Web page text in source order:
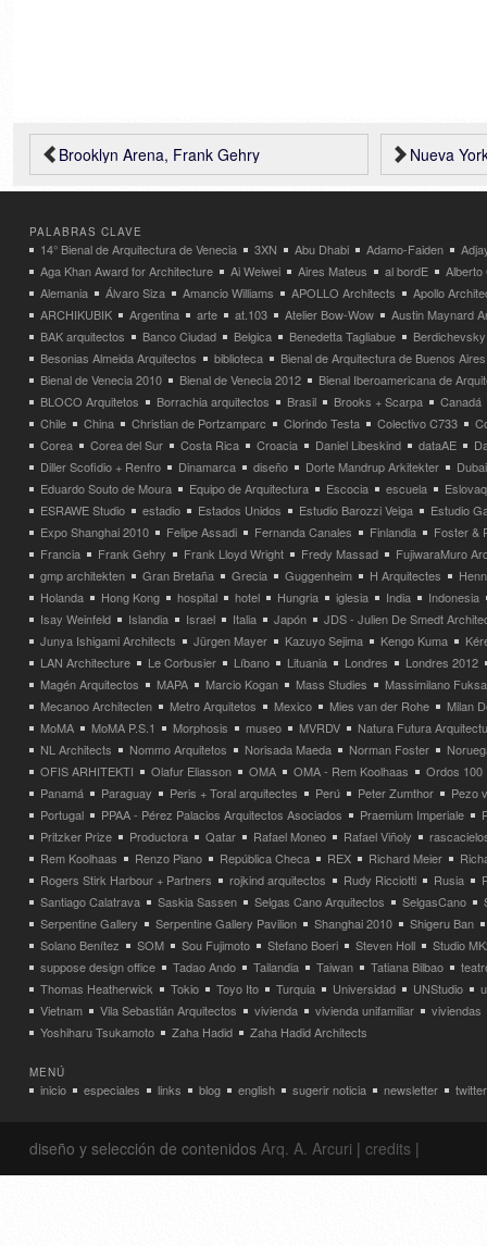
Nueva
Brooklyn Arena, Frank Gehry
PALABRAS CLAVE
14° Bienal de Arquitectura de Venecia 3XN Abu Dhabi Adamo-Faiden
Aga Khan Award for Architecture
Ai Weiwei Aires Mateus al bordE
Alberto
Alemania
Álvaro Siza Amancio Williams APOLLO Architects
Apollo
ARCHIKUBIK
Argentina arte at.103 Atelier Bow-Wow
Austin Maynard
BAK arquitectos
Banco Ciudad Belgica Benedetta Tagliabue
Besonias Almeida Arquitectos
biblioteca
Bienal de Arquitectura de Buenos Aires
Bienal de Venecia 2010
Bienal de Venecia 2012
Bienal Iberoamericana de
BLOCO Arquitetos
Borrachia arquitectos Brasil Brooks + Scarpa
Canadá
Chile
China Christian de Portzamparc Clorindo Testa Colectivo C733
Corea
Corea del Sur Costa Rica Croacia Daniel Libeskind dataAE
Diller Scofidio + Renfro
Dinamarca diseño Dorte Mandrup Arkitekter
Dubai
Eduardo Souto de Moura
Equipo de Arquitectura Escocia escuela
ESRAWE Studio
estadio Estados Unidos Estudio Barozzi Veiga
Estudio
Expo Shanghai 2010
Felipe Assadi Fernanda Canales Finlandia
Foster &
Francia
Frank Gehry Frank Lloyd Wright Fredy Massad
FujiwaraMuro
gmp architekten
Gran Bretaña Grecia Guggenheim H Arquitectes
Holanda
Hong Kong hospital hotel Hungria iglesia India
Indonesia
Isay Weinfeld
Islandia Israel Italia Japón
JDS - Julien De Smedt
Junya Ishigami Architects
Jürgen Mayer Kazuyo Sejima Kengo Kuma
LAN Architecture
Le Corbusier Líbano Lituania Londres
Londres 2012
Magén Arquitectos
MAPA Marcio Kogan Mass Studies
Massimilano
Mecanoo Architecten
Metro Arquitetos Mexico Mies van der Rohe
Milan
MoMA
MoMA P.S.1 Morphosis museo MVRDV
Natura Futura
NL Architects
Nommo Arquitetos Norisada Maeda Norman Foster
OFIS ARHITEKTI
Olafur Eliasson OMA OMA - Rem Koolhaas
Ordos 100
Panamá
Paraguay Peris + Toral arquitectes Perú Peter Zumthor
Pezo
Portugal
PPAA - Pérez Palacios Arquitectos Asociados Praemium Imperiale
Pritzker Prize
Productora Qatar Rafael Moneo Rafael Viñoly
Rem Koolhaas
Renzo Piano República Checa REX Richard Meier
Rogers Stirk Harbour + Partners
rojkind arquitectos Rudy Ricciotti Rusia
Santiago Calatrava
Saskia Sassen Selgas Cano Arquitectos SelgasCano
Serpentine Gallery
Serpentine Gallery Pavilion Shanghai 2010
Shigeru Ban
Solano Benítez
SOM Sou Fujimoto Stefano Boeri Steven Holl
Studio
suppose design office
Tadao Ando Tailandia Taiwan Tatiana Bilbao
Thomas Heatherwick
Tokio Toyo Ito Turquia Universidad UNStudio
Vietnam
Vila Sebastián Arquitectos vivienda vivienda unifamiliar
viviendas
Yoshiharu Tsukamoto
Zaha Hadid Zaha Hadid Architects
MENÚ
inicio especiales links blog english sugerir noticia newsletter twitter
diseño y selección de contenidos Arq. A. Arcuri | credits |